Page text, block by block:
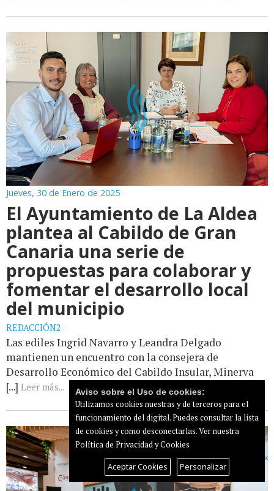
Jueves, 30 de Enero de 2025
El Ayuntamiento de La Aldea
plantea al Cabildo de Gran
Canaria una serie de
propuestas para colaborar y
fomentar el desarrollo local
del municipio
REDACCIÓN2
Las ediles Ingrid Navarro y Leandra Delgado
mantienen un encuentro con la consejera de
Desarrollo Económico del Cabildo Insular, Minerva
[...] Leer más... Aviso sobre el Uso de cookies:
Utilizamos cookies nuestras y de terceros para el
funcionamiento del digital. Puedes consultar la lista
de cookies y como desconectarlas.Ver nuestra
Política de Privacidad y Cookies
Aceptar Cookies Personalizar